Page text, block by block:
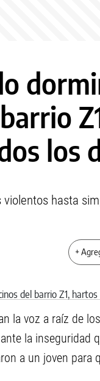
los
violentos hasta
+
la voz a raíz de
la inseguridad
a un joven para